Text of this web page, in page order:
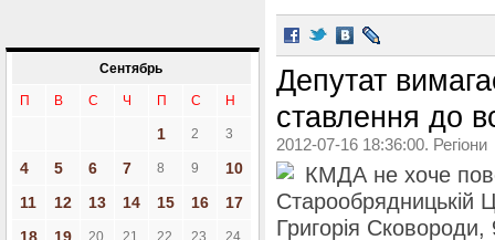
Сентябрь
П В С Ч П С Н
1 2 3
4 5 6 7 8 9
10
11
12 13 14 15 16
17
20 21 22 23 24
Депутат
ставлення до
2012-07-16 18:36:00. Регіони
КМДА не хоче
Старообрядницькій
Григорія